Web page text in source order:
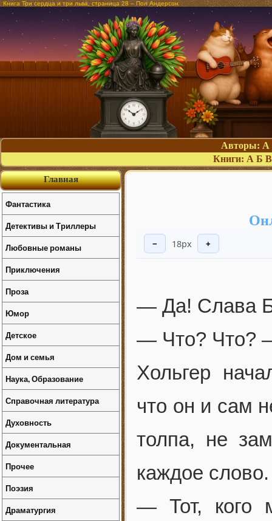
Книга Три сердца и три льва, страница 28 – Пол Андерсон
Авторы: А
Книги: А Б В
− 18px +
— Да! Слава
— Что? Что?
Хольгер
что он и сам
толпа, не
каждое слово.
— Тот, кого
Главная
Фантастика
Детективы и Триллеры
Любовные романы
Приключения
Проза
Юмор
Детское
Дом и семья
Наука, Образование
Справочная литература
Духовность
Документальная
Прочее
Поэзия
Драматургия